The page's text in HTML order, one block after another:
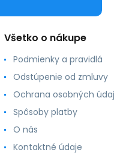
Všetko o nákupe
Podmienky a pravidlá
Odstúpenie od zmluvy
Ochrana osobných
Spôsoby platby
O nás
Kontaktné údaje